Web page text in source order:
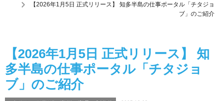
【2026年1月5日 正式リリース】 知多半島の仕事ポータル「チタジョ
ブ」のご紹介
【2026年1月5日 正式リリース】 知
多半島の仕事ポータル「チタジョ
ブ」のご紹介